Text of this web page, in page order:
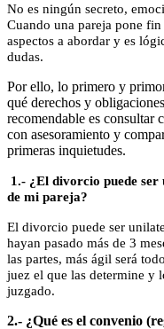
No es ningún secreto,
Cuando una pareja pone
aspectos a abordar y es
dudas.
Por ello, lo primero y
qué derechos y
recomendable es consultar
con asesoramiento y
primeras inquietudes.
1.- ¿El divorcio puede ser
de mi pareja?
El divorcio puede ser
hayan pasado más de 3
las partes, más ágil será
juez el que las determine y
juzgado.
2.- ¿Qué es el convenio